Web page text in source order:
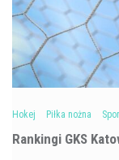
Hokej Piłka nożna
Rankingi GKS